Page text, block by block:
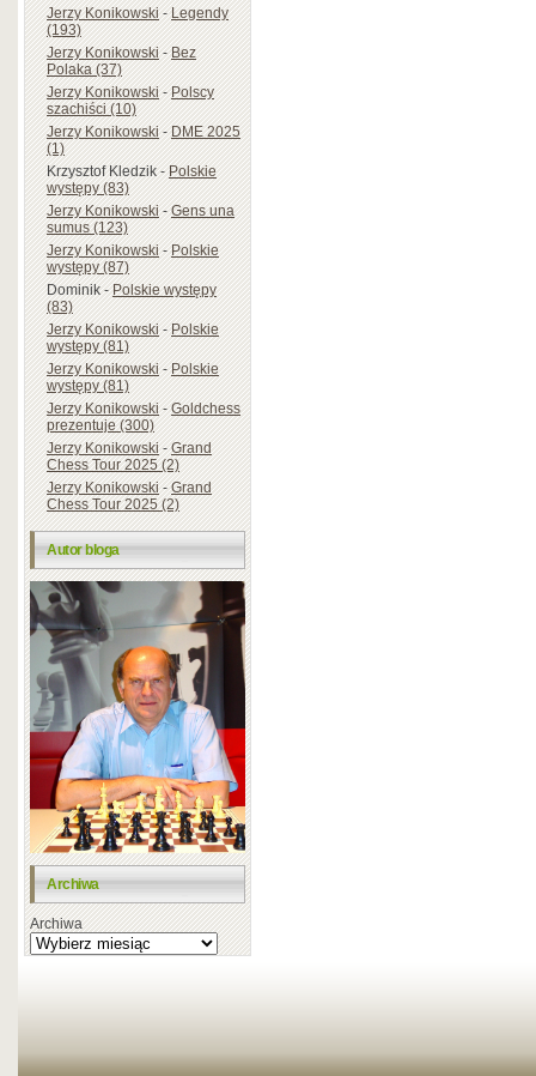
Jerzy Konikowski-Legendy
(193)
Jerzy Konikowski-Bez
Polaka (37)
Jerzy Konikowski-Polscy
szachiści (10)
Jerzy Konikowski-DME 2025
(1)
Krzysztof Kledzik-Polskie
występy (83)
Jerzy Konikowski-Gens una
sumus (123)
Jerzy Konikowski-Polskie
występy (87)
Dominik-Polskie występy
(83)
Jerzy Konikowski-Polskie
występy (81)
Jerzy Konikowski-Polskie
występy (81)
Jerzy Konikowski-Goldchess
prezentuje (300)
Jerzy Konikowski-Grand
Chess Tour 2025 (2)
Jerzy Konikowski-Grand
Chess Tour 2025 (2)
Autor bloga
Archiwa
Archiwa